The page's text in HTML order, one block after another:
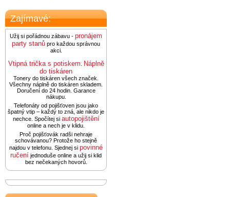
Zajímavé:
Užij si pořádnou zábavu - pronájem
party stanů pro každou správnou
akci.
Vtipná trička s potiskem Náplně
do tiskáren
Tonery do tiskáren všech značek.
Všechny náplně do tiskáren skladem.
Doručení do 24 hodin. Garance
nákupu.
Telefonáty od pojišťoven jsou jako
špatný vtip – každý to zná, ale nikdo je
nechce. Spočítej si autopojištění
online a nech je v klidu.
Proč pojišťovák radši nehraje
schovávanou? Protože ho stejně
najdou v telefonu. Sjednej si povinné
ručení jednoduše online a užij si klid
bez nečekaných hovorů.